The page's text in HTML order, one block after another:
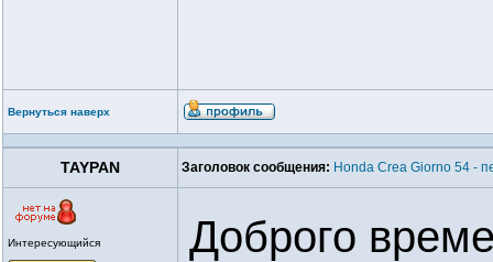
Вернуться наверх
TAYPAN Заголовок сообщения: Honda Crea Giorno 54 -
Интересующийся
Доброго